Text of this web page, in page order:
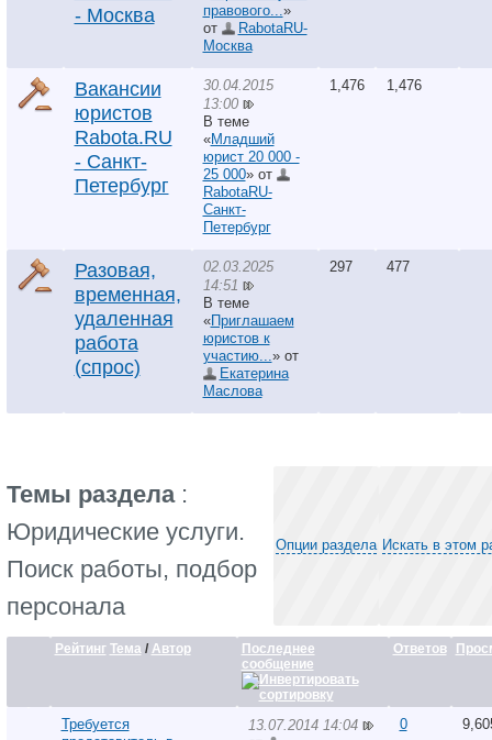
- Москва
правового... »
от
RabotaRU-
Москва
Вакансии
юристов
Rabota.RU
- Санкт-
Петербург
30.04.2015
13:00
В теме
«Младший
юрист 20 000 -
25 000» от
RabotaRU-
Санкт-
Петербург
1,476 1,476
Разовая,
временная,
удаленная
работа
(спрос)
02.03.2025
14:51
В теме
«Приглашаем
юристов к
участию... » от
Екатерина
Маслова
297 477
Темы раздела:
Юридические услуги.
Поиск работы, подбор
персонала
Опции раздела Искать в этом
Рейтинг Тема/ Автор
Последнее
сообщение
Ответов
Требуется
13.07.2014 14:04
0